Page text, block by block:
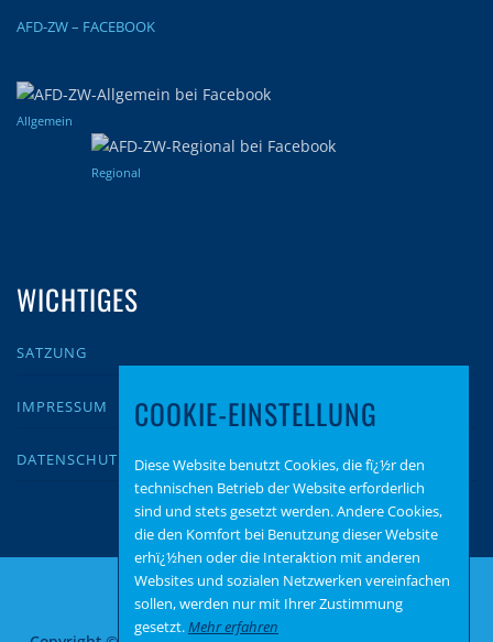
AFD-ZW – FACEBOOK
Allgemein
Regional
WICHTIGES
SATZUNG
IMPRESSUM
DATENSCHUTZ
COOKIE-EINSTELLUNG
Diese Website benutzt Cookies, die fï¿½r den
technischen Betrieb der Website erforderlich
sind und stets gesetzt werden. Andere Cookies,
die den Komfort bei Benutzung dieser Website
erhï¿½hen oder die Interaktion mit anderen
Websites und sozialen Netzwerken vereinfachen
sollen, werden nur mit Ihrer Zustimmung
gesetzt.Mehr erfahren